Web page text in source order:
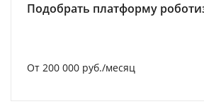
Подобрать платформу
От 200 000 руб./месяц